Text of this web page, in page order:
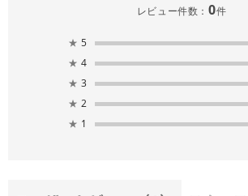
レビュー件数： 0件
★ 5
★ 4
★ 3
★ 2
★ 1